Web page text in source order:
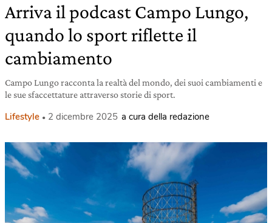
Arriva il podcast Campo Lungo,
quando lo sport riflette il
cambiamento
Campo Lungo racconta la realtà del mondo, dei suoi cambiamenti e
le sue sfaccettature attraverso storie di sport.
Lifestyle 2 dicembre 2025 a cura della redazione